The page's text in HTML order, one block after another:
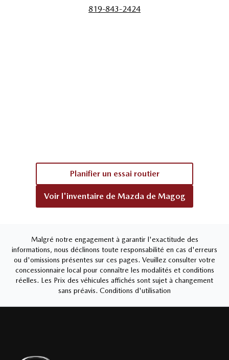
819-843-2424
Planifier un essai routier
Voir l'inventaire de Mazda de Magog
Malgré notre engagement à garantir l'exactitude des
informations, nous déclinons toute responsabilité en cas d'erreurs
ou d'omissions présentes sur ces pages. Veuillez consulter votre
concessionnaire local pour connaître les modalités et conditions
réelles. Les Prix des véhicules affichés sont sujet à changement
sans préavis. Conditions d'utilisation